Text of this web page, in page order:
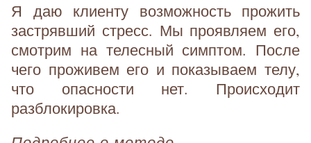
Я даю клиенту возможность прожить
застрявший стресс. Мы проявляем его,
смотрим на телесный симптом. После
чего проживем его и показываем телу,
что опасности нет. Происходит
разблокировка.